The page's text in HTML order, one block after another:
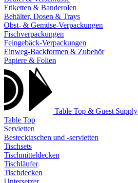
Etiketten & Banderolen
Behälter, Dosen & Trays
Obst- & Gemüse-Verpackungen
Fischverpackungen
Feingebäck-Verpackungen
Einweg-Backformen & Zubehör
Papiere & Folien
Table Top & Guest Supply
Table Top
Servietten
Bestecktaschen und -servietten
Tischsets
Tischmitteldecken
Tischläufer
Tischdecken